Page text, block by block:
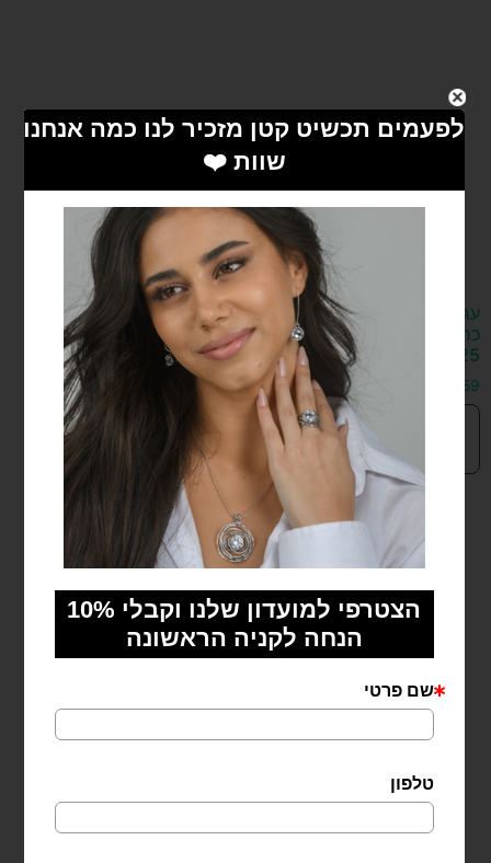
עגילים תלויים
כרמן מכסף
925
159
עגילים תלויים
מייבל מכסף
925
₪199
הוספה
לסל